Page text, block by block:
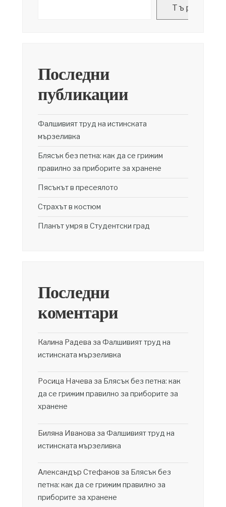
Търсене
Последни
публикации
Фалшивият труд на истинската
мързеливка
Блясък без петна: как да се грижим
правилно за приборите за хранене
Пясъкът в пресеялото
Страхът в костюм
Планът умря в Студентски град
Последни
коментари
Калина Радева за Фалшивият труд на
истинската мързеливка
Росица Начева за Блясък без петна: как
да се грижим правилно за приборите за
хранене
Биляна Иванова за Фалшивият труд на
истинската мързеливка
Александър Стефанов за Блясък без
петна: как да се грижим правилно за
приборите за хранене